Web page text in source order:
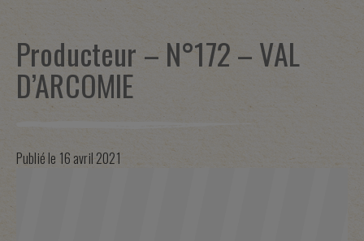
Producteur – N°172 – VAL
D’ARCOMIE
Publié le 16 avril 2021